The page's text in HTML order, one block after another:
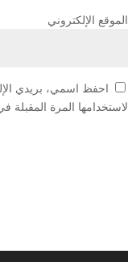
الموقع الإلكتروني
احفظ اسمي، بريدي
لاستخدامها المرة المقبلة